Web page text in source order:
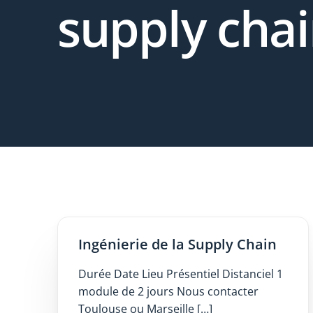
supply
Ingénierie de la Supply Chain
Durée Date Lieu Présentiel Distanciel 1
module de 2 jours Nous contacter
Toulouse ou Marseille […]